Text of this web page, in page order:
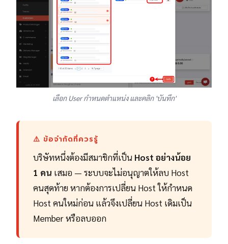
เลือก User กำหนดตำแหน่ง และคลิก 'บันทึก'
⚠️ ข้อจำกัดที่ควรรู้
บริษัทหนึ่งต้องมีสมาชิกที่เป็น Host อย่างน้อย
1 คน เสมอ — ระบบจะไม่อนุญาตให้ลบ Host
คนสุดท้าย หากต้องการเปลี่ยน Host ให้กำหนด
Host คนใหม่ก่อน แล้วจึงเปลี่ยน Host เดิมเป็น
Member หรือลบออก